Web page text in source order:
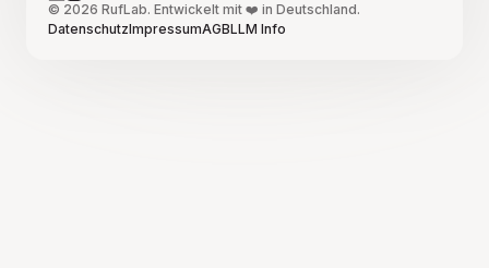
© 2026 RufLab. Entwickelt mit ❤️ in Deutschland.
DatenschutzImpressumAGBLLM Info